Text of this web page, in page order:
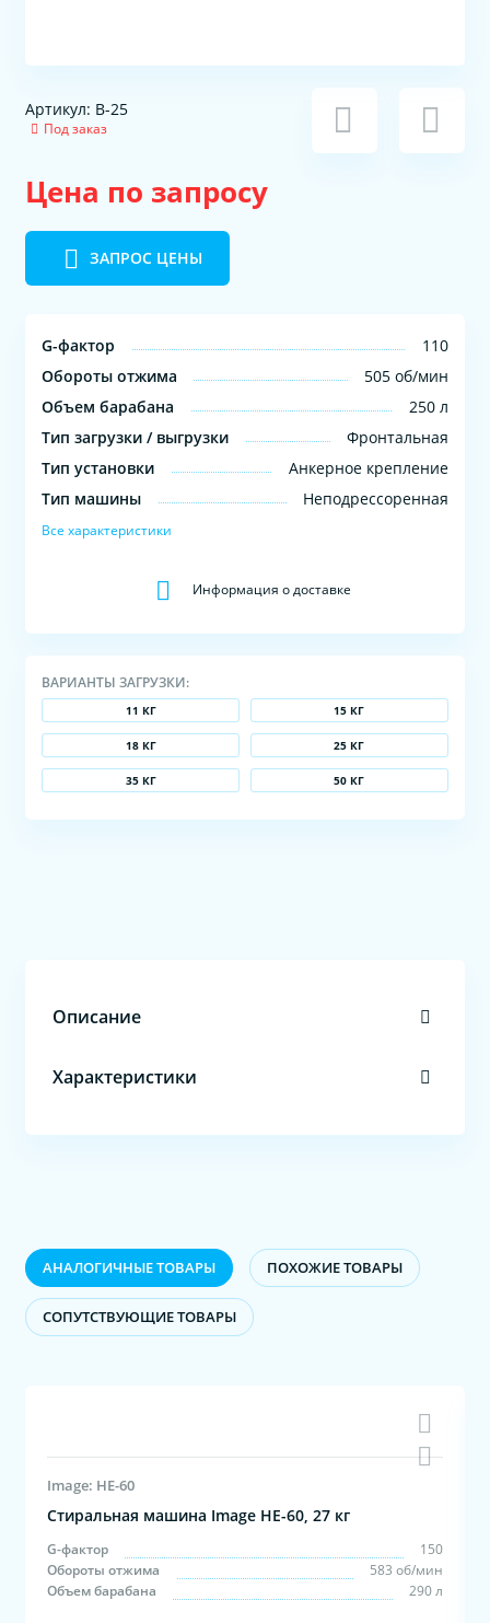
Артикул: В-25
Под заказ
Цена по запросу
ЗАПРОС ЦЕНЫ
G-фактор
110
Обороты отжима
505 об/мин
Объем барабана
250 л
Тип загрузки / выгрузки
Фронтальная
Тип установки
Анкерное крепление
Тип машины
Неподрессоренная
Все характеристики
Информация о доставке
ВАРИАНТЫ ЗАГРУЗКИ:
11 КГ 15 КГ
18 КГ 25 КГ
35 КГ 50 КГ
Описание
Характеристики
АНАЛОГИЧНЫЕ ТОВАРЫ ПОХОЖИЕ ТОВАРЫ
CОПУТСТВУЮЩИЕ ТОВАРЫ
Image: HE-60
Стиральная машина Image HE-60, 27 кг
G-фактор
150
Обороты отжима
583 об/мин
Объем барабана
290 л